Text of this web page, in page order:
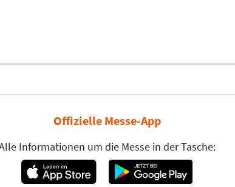
Offizielle Messe-App
Informationen um die Messe in der Tasche: